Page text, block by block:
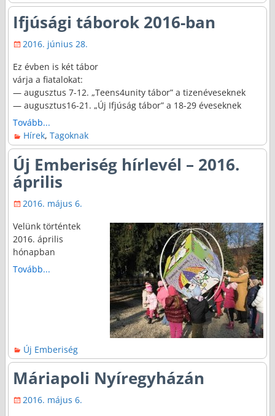
Ifjúsági táborok 2016-ban
2016. június 28.
Ez évben is két tábor
várja a fiatalokat:
— augusztus 7-12. „Teens4unity tábor” a tizenéveseknek
— augusztus16-21. „Új Ifjúság tábor” a 18-29 éveseknek
Tovább...
Hírek,Tagoknak
Új Emberiség hírlevél – 2016.
április
2016. május 6.
Velünk történtek
2016. április
hónapban
Tovább...
Új Emberiség
Máriapoli Nyíregyházán
2016. május 6.